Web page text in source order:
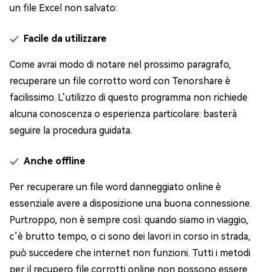
un file Excel non salvato:
Facile da utilizzare
Come avrai modo di notare nel prossimo paragrafo,
recuperare un file corrotto word con Tenorshare è
facilissimo. L’utilizzo di questo programma non richiede
alcuna conoscenza o esperienza particolare: basterà
seguire la procedura guidata.
Anche offline
Per recuperare un file word danneggiato online è
essenziale avere a disposizione una buona connessione.
Purtroppo, non è sempre così: quando siamo in viaggio,
c’è brutto tempo, o ci sono dei lavori in corso in strada,
può succedere che internet non funzioni. Tutti i metodi
per il recupero file corrotti online non possono essere